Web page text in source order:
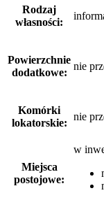
Rodzaj
własności:
Powierzchnie
dodatkowe:
nie
Komórki
lokatorskie:
nie
Miejsca
postojowe:
w